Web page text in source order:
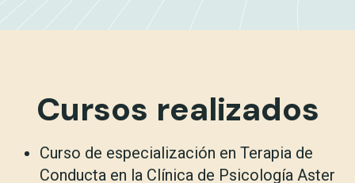
Cursos realizados
Curso de especialización en Terapia de
Conducta en la Clínica de Psicología Aster